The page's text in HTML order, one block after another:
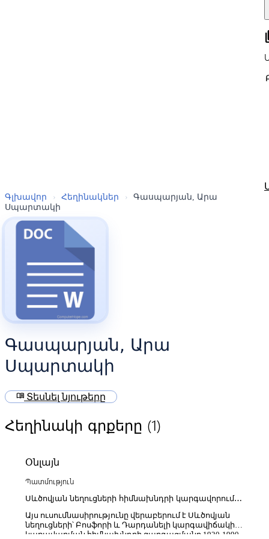
Գլխավոր › Հեղինակներ ›
Գասպարյան, Արա
Սպարտակի
Գասպարյան, Արա
Սպարտակի
menu_book Տեսնել նյութերը
Հեղինակի գրքերը (1)
Օնլայն
Պատմություն
Սևծովյան նեղուցների հիմնախնդրի կարգավորումը
Այս ուսումնասիրությունը վերաբերում է Սևծովյան
նեղուցների՝ Բոսֆորի և Դարդանելի կարգավիճակի և
կառավարման հիմնախնդրի զարգացմանը 1920-1990-